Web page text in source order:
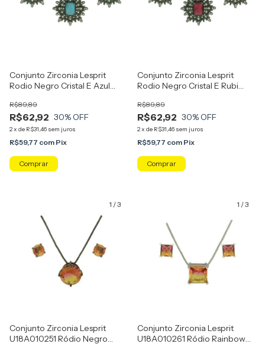
Conjunto Zirconia Lesprit
Rodio Negro Cristal E Azul
R$62,92
R$89,89
30% OFF
2x de R$31,46 sem juros
R$59,77 com Pix
Conjunto Zirconia Lesprit
Rodio Negro Cristal E Rubi
R$62,92
R$89,89
30% OFF
2x de R$31,46 sem juros
R$59,77 com Pix
1 /3
Conjunto Zirconia Lesprit
U18A010251 Ródio Negro
1 /3
Conjunto Zirconia Lesprit
U18A010261 Ródio Rainbow